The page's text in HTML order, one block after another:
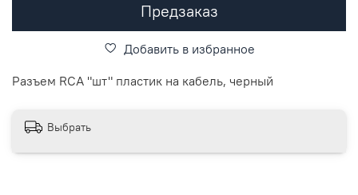
Предзаказ
Добавить в избранное
Разъем RCA "шт" пластик на кабель, черный
Выбрать